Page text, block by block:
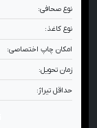
نوع صحافی:
نوع کاغذ:
امکان چاپ اختصاصی:
زمان تحویل:
حداقل تیراژ: